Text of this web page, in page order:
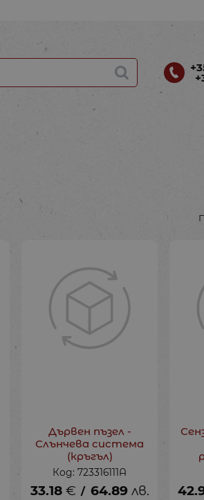
Дървен пъзел -
Слънчева система
(кръгъл)
Код: 723316111A
33.18 € / 64.89 лв.